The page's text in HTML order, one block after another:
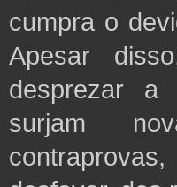
cumpra o
Apesar
desprezar a
surjam